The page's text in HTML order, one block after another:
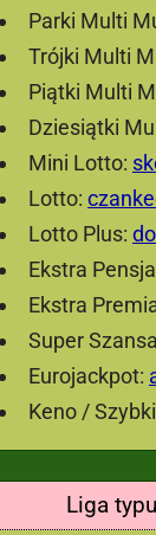
Parki Multi
Trójki Multi
Piątki Multi
Dziesiątki
Mini Lotto:
Lotto:
Lotto Plus:
Ekstra
Ekstra
Super
Eurojackpot:
Keno /
Liga